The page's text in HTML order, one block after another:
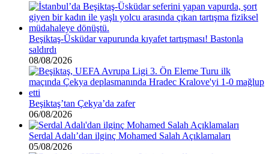
Beşiktaş-Üsküdar vapurunda kıyafet tartışması! Bastonla
saldırdı
08/08/2026
Beşiktaş’tan Çekya’da zafer
06/08/2026
Serdal Adalı’dan ilginç Mohamed Salah Açıklamaları
05/08/2026